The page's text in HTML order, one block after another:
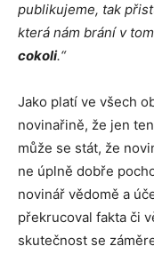
publikujeme, tak
která nám brání v
cokoli.“
Jako platí ve všech
novinařině, že jen
může se stát, že
ne úplně dobře
novinář vědomě a
překrucoval fakta či
skutečnost se